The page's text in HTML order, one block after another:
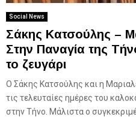
Social News
Σάκης Κατσούλης –
Στην Παναγία της
το ζευγάρι
Ο Σάκης Κατσούλης και η
τις τελευταίες ημέρες του
στην Τήνο. Μάλιστα ο